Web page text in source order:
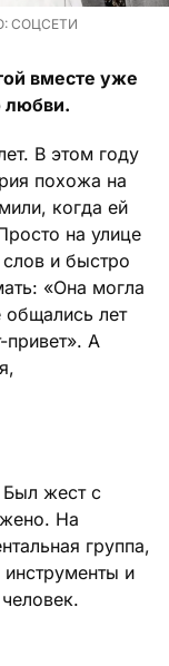
СОЦСЕТИ
вместе уже
любви.
В этом году
похожа на
когда ей
на улице
и быстро
«Она могла
лет
привет». А
Был жест с
На
группа,
и